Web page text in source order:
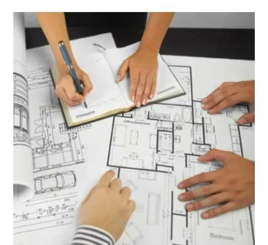
Calculadora de peso del granito